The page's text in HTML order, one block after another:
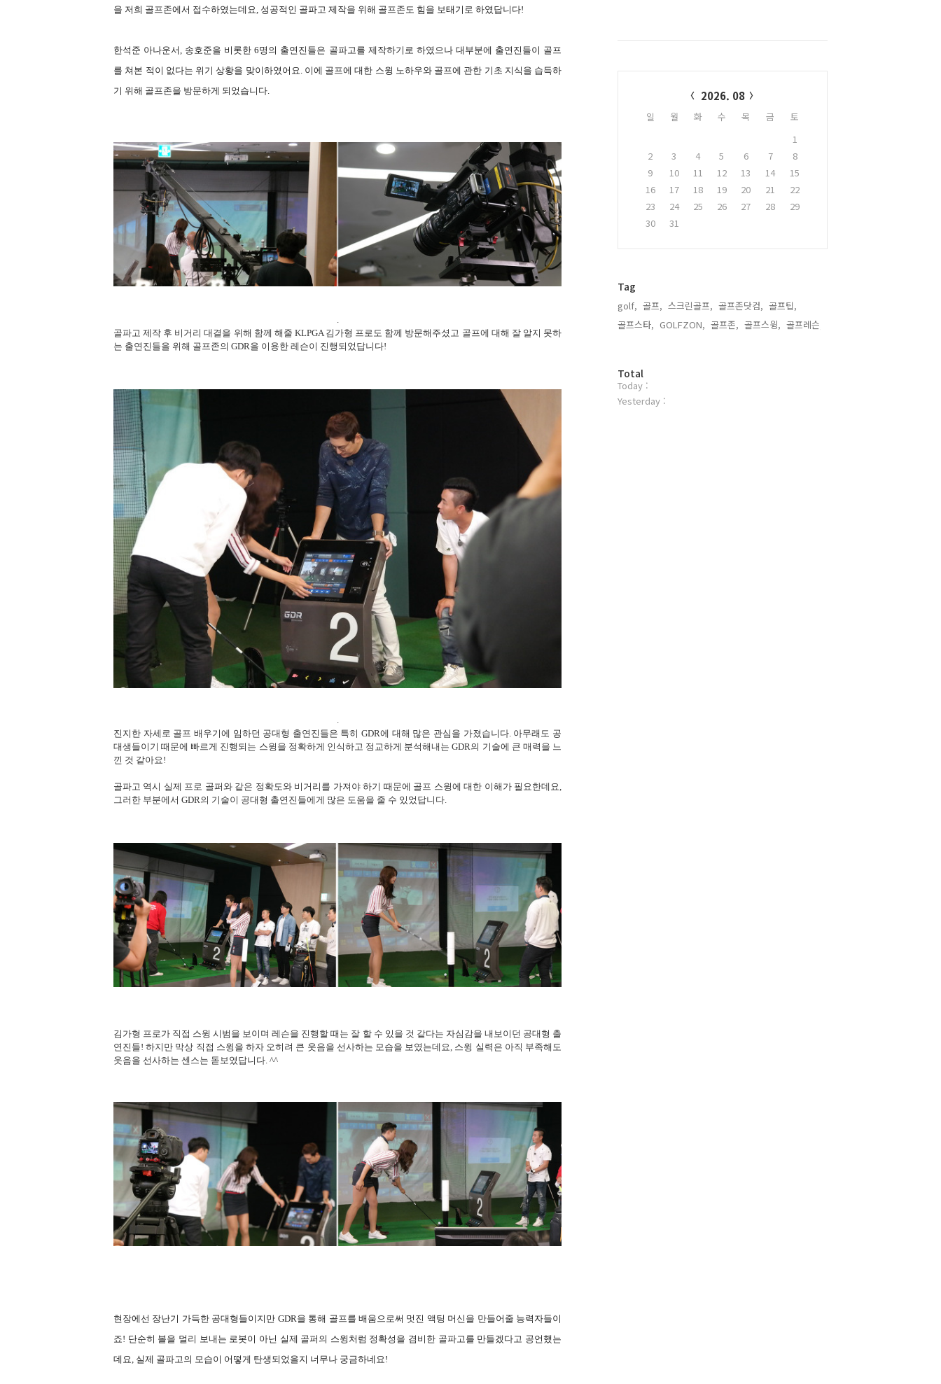
을 저희 골프존에서 접수하였는데요, 성공적인 골파고 제작을 위해 골프존도 힘을 보태기로 하였답니다!
한석준 아나운서, 송호준을 비롯한 6명의 출연진들은 골파고를 제작하기로 하였으나 대부분에 출연진들이 골프
를 쳐본 적이 없다는 위기 상황을 맞이하였어요. 이에 골프에 대한 스윙 노하우와 골프에 관한 기초 지식을 습득하
기 위해 골프존을 방문하게 되었습니다.
.
골파고 제작 후 비거리 대결을 위해 함께 해줄 KLPGA 김가형 프로도 함께 방문해주셨고 골프에 대해 잘 알지 못하
는 출연진들을 위해 골프존의 GDR을 이용한 레슨이 진행되었답니다!
진지한 자세로 골프 배우기에 임하던 공대형 출연진들은 특히 GDR에 대해 많은 관심을 가졌습니다. 아무래도 공
대생들이기 때문에 빠르게 진행되는 스윙을 정확하게 인식하고 정교하게 분석해내는 GDR의 기술에 큰 매력을 느
낀 것 같아요!
골파고 역시 실제 프로 골퍼와 같은 정확도와 비거리를 가져야 하기 때문에 골프 스윙에 대한 이해가 필요한데요,
그러한 부분에서 GDR의 기술이 공대형 출연진들에게 많은 도움을 줄 수 있었답니다.
김가형 프로가 직접 스윙 시범을 보이며 레슨을 진행할 때는 잘 할 수 있을 것 같다는 자심감을 내보이던 공대형 출
연진들! 하지만 막상 직접 스윙을 하자 오히려 큰 웃음을 선사하는 모습을 보였는데요, 스윙 실력은 아직 부족해도
웃음을 선사하는 센스는 돋보였답니다. ^^
현장에선 장난기 가득한 공대형들이지만 GDR을 통해 골프를 배움으로써 멋진 액팅 머신을 만들어줄 능력자들이
죠! 단순히 볼을 멀리 보내는 로봇이 아닌 실제 골퍼의 스윙처럼 정확성을 겸비한 골파고를 만들겠다고 공언했는
데요, 실제 골파고의 모습이 어떻게 탄생되었을지 너무나 궁금하네요!
2026. 08
일 월 화 수 목 금
토
1
2
3 4 5 6 7
8
9
10 11 12 13 14
15
16
17 18 19 20 21
22
23
24 25 26 27 28
29
30
31
Tag
golf, 골프, 스크린골프, 골프존닷컴, 골프팁,
골프스타, GOLFZON, 골프존, 골프스윙, 골프레슨,
방
문
자
Total
Today :
Yesterday :